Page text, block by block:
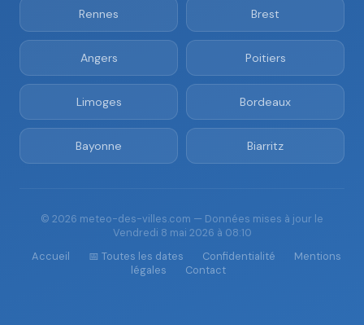
Rennes Brest
Angers Poitiers
Limoges Bordeaux
Bayonne Biarritz
© 2026 meteo-des-villes.com — Données mises à jour le
Vendredi 8 mai 2026 à 08:10
Accueil
📅 Toutes les dates Confidentialité
Mentions
légales
Contact